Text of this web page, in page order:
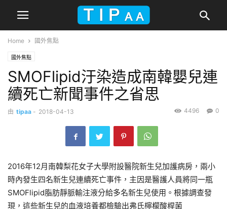
Home 國外焦點
國外焦點
SMOFlipid汙染造成南韓嬰兒連
續死亡新聞事件之省思
由 tipaa - 2018-04-13 0
4496
2016年12月南韓梨花女子大學附設醫院新生兒加護病房，兩小
時內發生四名新生兒連續死亡事件，主因是醫護人員將同一瓶
SMOFlipid脂肪靜脈輸注液分給多名新生兒使用。根據調查發
現，這些新生兒的血液培養都檢驗出弗氏檸檬酸桿菌